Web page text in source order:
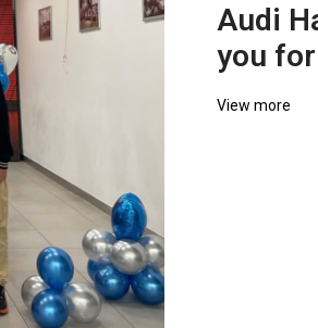
Audi
you
View more